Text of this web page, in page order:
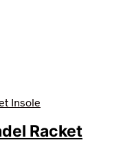
Racket